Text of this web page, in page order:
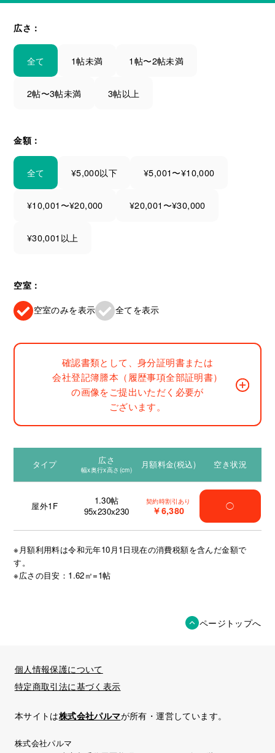
広さ：
全て 1帖未満 1帖〜2帖未満
2帖〜3帖未満 3帖以上
金額：
全て ¥5,000以下 ¥5,001〜¥10,000
¥10,001〜¥20,000 ¥20,001〜¥30,000
¥30,001以上
空室：
空室のみを表示 全てを表示
確認書類として、身分証明書または
会社登記簿謄本（履歴事項全部証明書）
の画像をご提出いただく必要が
ございます。
タイプ 広さ
幅x奥行x高さ(cm) 月額料金(税込) 空き状況
屋外1F 1.30帖
95x230x230
契約時割引あり
￥6,380 ◯
※月額利用料は令和元年10月1日現在の消費税額を含んだ金額で
す。
※広さの目安：1.62㎡=1帖
ページトップへ
個人情報保護について
特定商取引法に基づく表示
本サイトは株式会社パルマが所有・運営しています。
株式会社パルマ